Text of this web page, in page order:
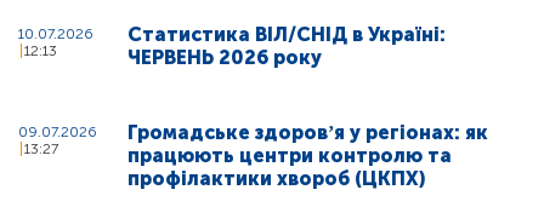
10.07.2026
12:13
Статистика ВІЛ/СНІД в Україні:
ЧЕРВЕНЬ 2026 року
09.07.2026
13:27
Громадське здоровʼя у регіонах: як
працюють центри контролю та
профілактики хвороб (ЦКПХ)